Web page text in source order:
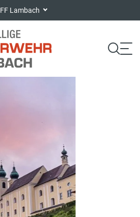
FF Lambach